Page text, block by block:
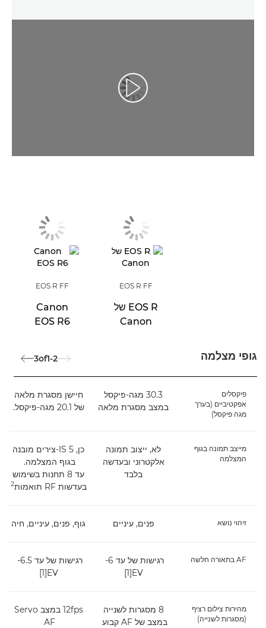
הפעל וידאו
גופי מצלמה
EOS R FF
EOS R של
Canon
EOS R FF
Canon
EOS R6
1-2
of
3
פיקסלים
אפקטיביים (בערך
מגה פיקסל)
30.3 מגה-פיקסל
במצב מסגרת מלאה
חיישן מסגרת מלאה
של 20.1 מגה-פיקסל.
מייצב תמונה בגוף
המצלמה
לא, ייצוב תמונה
אלקטרוני ובעדשה
בלבד
כן, IS 5-צירים מובנה
בגוף המצלמה.
עד 8 תחנות בשימוש
בעדשות RF תואמות
2
זיהוי נושא פנים, עיניים גוף, פנים, עיניים, חיה
AF בתאורה חלשה
רגישות של עד ‎ -6
EV‏[1]
רגישות של עד ‎ -6.5
EV‏[1]
מהירות צילום רציף
(מסגרות לשנייה)
8 מסגרות לשנייה
במצב של AF קבוע
12fps במצב Servo
AF